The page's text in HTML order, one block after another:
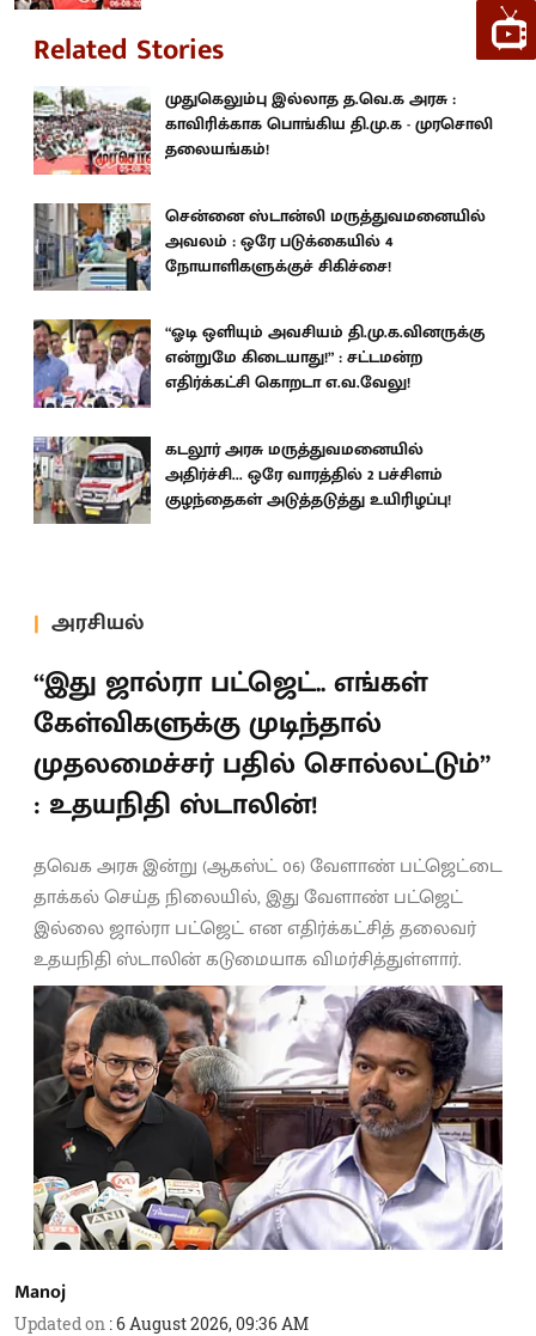
Related Stories
முதுகெலும்பு இல்லாத த.வெ.க அரசு :
காவிரிக்காக பொங்கிய தி.மு.க - முரசொலி
தலையங்கம்!
சென்னை ஸ்டான்லி மருத்துவமனையில்
அவலம் : ஒரே படுக்கையில் 4
நோயாளிகளுக்குச் சிகிச்சை!
“ஓடி ஒளியும் அவசியம் தி.மு.க.வினருக்கு
என்றுமே கிடையாது!” : சட்டமன்ற
எதிர்க்கட்சி கொறடா எ.வ.வேலு!
கடலூர் அரசு மருத்துவமனையில்
அதிர்ச்சி... ஒரே வாரத்தில் 2 பச்சிளம்
குழந்தைகள் அடுத்தடுத்து உயிரிழப்பு!
அரசியல்
“இது ஜால்ரா பட்ஜெட்.. எங்கள்
கேள்விகளுக்கு முடிந்தால்
முதலமைச்சர் பதில் சொல்லட்டும்”
: உதயநிதி ஸ்டாலின்!
தவெக அரசு இன்று (ஆகஸ்ட் 06) வேளாண் பட்ஜெட்டை
தாக்கல் செய்த நிலையில், இது வேளாண் பட்ஜெட்
இல்லை ஜால்ரா பட்ஜெட் என எதிர்க்கட்சித் தலைவர்
உதயநிதி ஸ்டாலின் கடுமையாக விமர்சித்துள்ளார்.
Manoj
Updated on :6 August 2026, 09:36 AM